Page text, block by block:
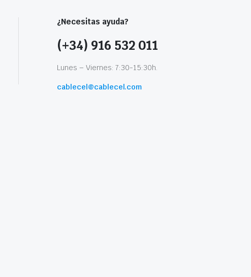
¿Necesitas ayuda?
(+34) 916 532 011
Lunes – Viernes: 7:30-15:30h.
cablecel@cablecel.com